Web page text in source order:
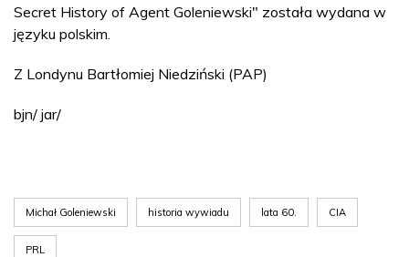
Secret History of Agent Goleniewski" została wydana w
języku polskim.
Z Londynu Bartłomiej Niedziński (PAP)
bjn/ jar/
Michał Goleniewski historia wywiadu lata 60. CIA
PRL